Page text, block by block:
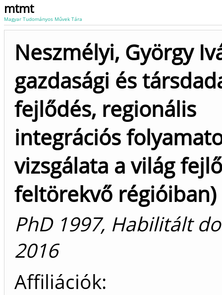
mtmt
Magyar Tudományos Művek Tára
Neszmélyi, György
gazdasági és
fejlődés, regionális
integrációs
vizsgálata a világ
feltörekvő régióiban)
PhD 1997, Habilitált
2016
Affiliációk